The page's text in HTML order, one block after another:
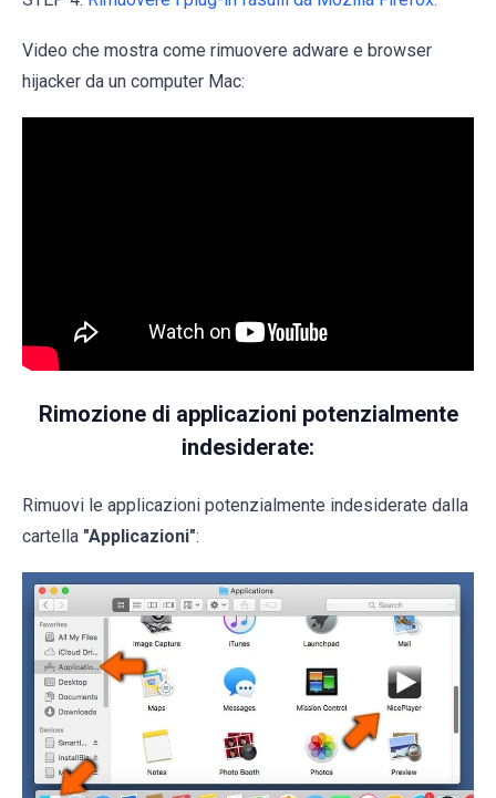
Video che mostra come rimuovere adware e browser
hijacker da un computer Mac:
Rimozione di applicazioni potenzialmente
indesiderate:
Rimuovi le applicazioni potenzialmente indesiderate dalla
cartella "Applicazioni":